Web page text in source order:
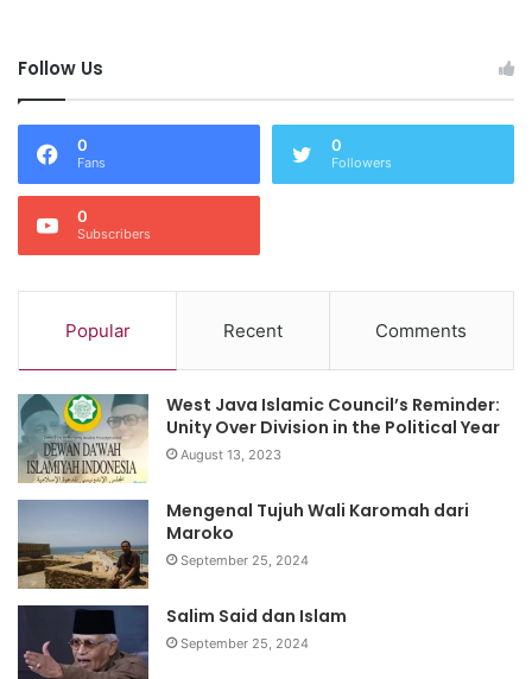
Follow Us
0
Fans
0
Followers
0
Subscribers
Popular Recent Comments
West Java Islamic Council’s Reminder:
Unity Over Division in the Political Year
August 13, 2023
Mengenal Tujuh Wali Karomah dari
Maroko
September 25, 2024
Salim Said dan Islam
September 25, 2024